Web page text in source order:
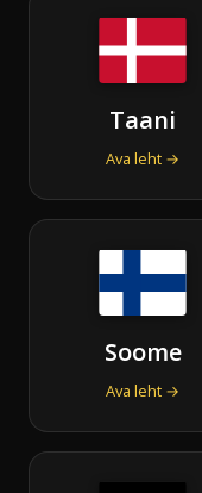
Taani
Ava leht →
Soome
Ava leht →